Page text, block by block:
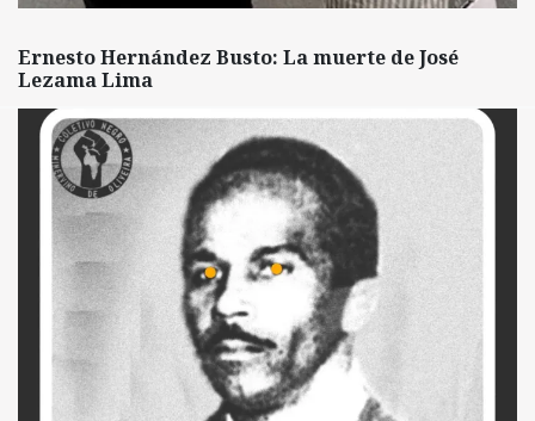
Ernesto Hernández Busto: La muerte de José
Lezama Lima